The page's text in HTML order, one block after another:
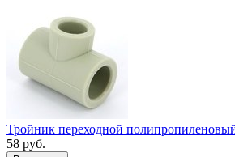
Тройник переходной
58 руб.